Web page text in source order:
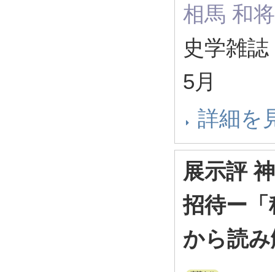
相馬 和将
史学雑
5月
詳細を
展示評
招待ー
から読